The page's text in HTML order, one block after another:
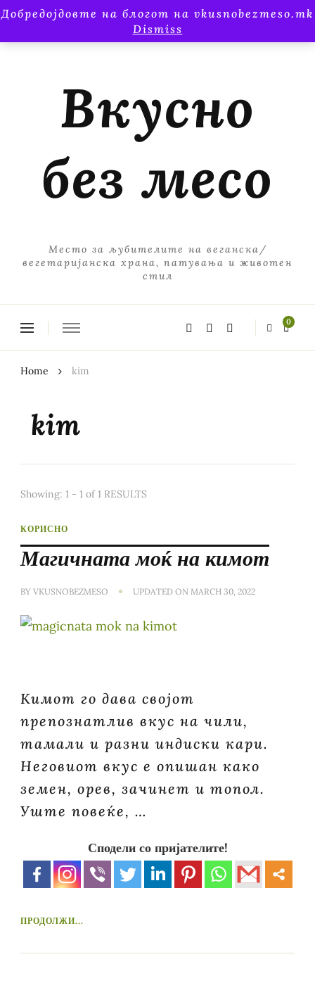
Добредојдовте на блогот на vkusnobezmeso.mk
Dismiss
Вкусно
без месо
Место за љубителите на веганска/
вегетаријанска храна, патувања и животен
стил
0
Home kim
kim
Showing: 1 - 1 of 1 RESULTS
КОРИСНО
Магичната моќ на кимот
BY VKUSNOBEZMESO UPDATED ON MARCH 30, 2022
Кимот го дава својот
препознатлив вкус на чили,
тамали и разни индиски кари.
Неговиот вкус е опишан како
земен, орев, зачинет и топол.
Уште повеќе, …
Сподели со пријателите!
ПРОДОЛЖИ...